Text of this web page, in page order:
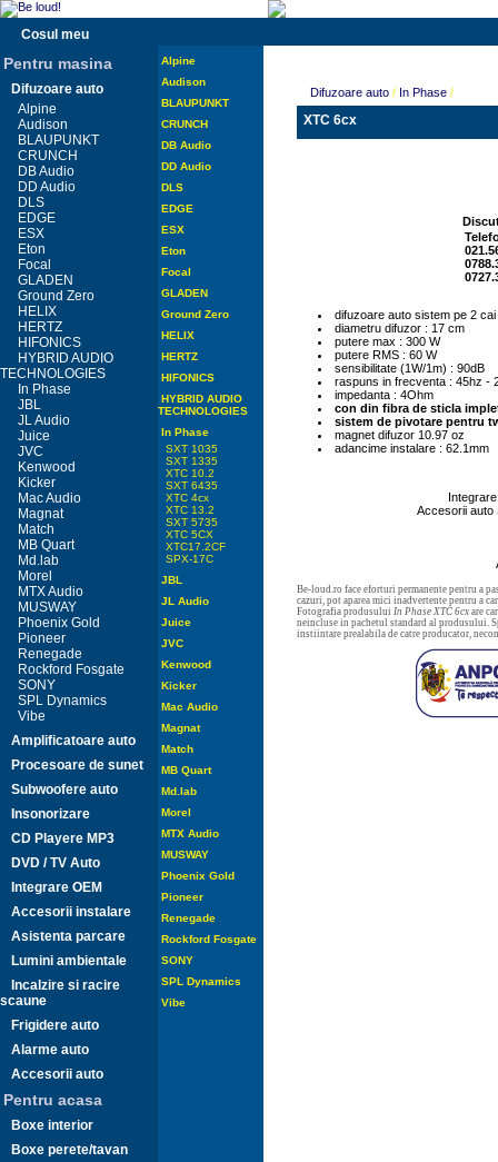
Cosul meu
Pentru masina
Difuzoare auto
Alpine
Audison
BLAUPUNKT
CRUNCH
DB Audio
DD Audio
DLS
EDGE
ESX
Eton
Focal
GLADEN
Ground Zero
HELIX
HERTZ
HIFONICS
HYBRID AUDIO
TECHNOLOGIES
In Phase
JBL
JL Audio
Juice
JVC
Kenwood
Kicker
Mac Audio
Magnat
Match
MB Quart
Md.lab
Morel
MTX Audio
MUSWAY
Phoenix Gold
Pioneer
Renegade
Rockford Fosgate
SONY
SPL Dynamics
Vibe
Amplificatoare auto
Procesoare de sunet
Subwoofere auto
Insonorizare
CD Playere MP3
DVD / TV Auto
Integrare OEM
Accesorii instalare
Asistenta parcare
Lumini ambientale
Incalzire si racire
scaune
Frigidere auto
Alarme auto
Accesorii auto
Pentru acasa
Boxe interior
Boxe perete/tavan
Alpine
Audison
BLAUPUNKT
CRUNCH
DB Audio
DD Audio
DLS
EDGE
ESX
Eton
Focal
GLADEN
Ground Zero
HELIX
HERTZ
HIFONICS
HYBRID AUDIO
TECHNOLOGIES
In Phase
SXT 1035
SXT 1335
XTC 10.2
SXT 6435
XTC 4cx
XTC 13.2
SXT 5735
XTC 5CX
XTC17.2CF
SPX-17C
JBL
JL Audio
Juice
JVC
Kenwood
Kicker
Mac Audio
Magnat
Match
MB Quart
Md.lab
Morel
MTX Audio
MUSWAY
Phoenix Gold
Pioneer
Renegade
Rockford Fosgate
SONY
SPL Dynamics
Vibe
Difuzoare auto/ In Phase/
XTC 6cx
difuzoare auto sistem pe 2 cai
diametru difuzor : 17 cm
putere max : 300 W
putere RMS : 60 W
sensibilitate (1W/1m) : 90dB
raspuns in frecventa : 45hz -
impedanta : 4Ohm
con din fibra de sticla
sistem de pivotare pentru
magnet difuzor 10.97 oz
adancime instalare : 62.1mm
Accesorii auto
Be-loud.ro face eforturi permanente pentru a
cazuri, pot aparea mici inadvertente pentru a
Fotografia produsului In Phase XTC 6cx are
neincluse in pachetul standard al produsului.
instiintare prealabila de catre producator,